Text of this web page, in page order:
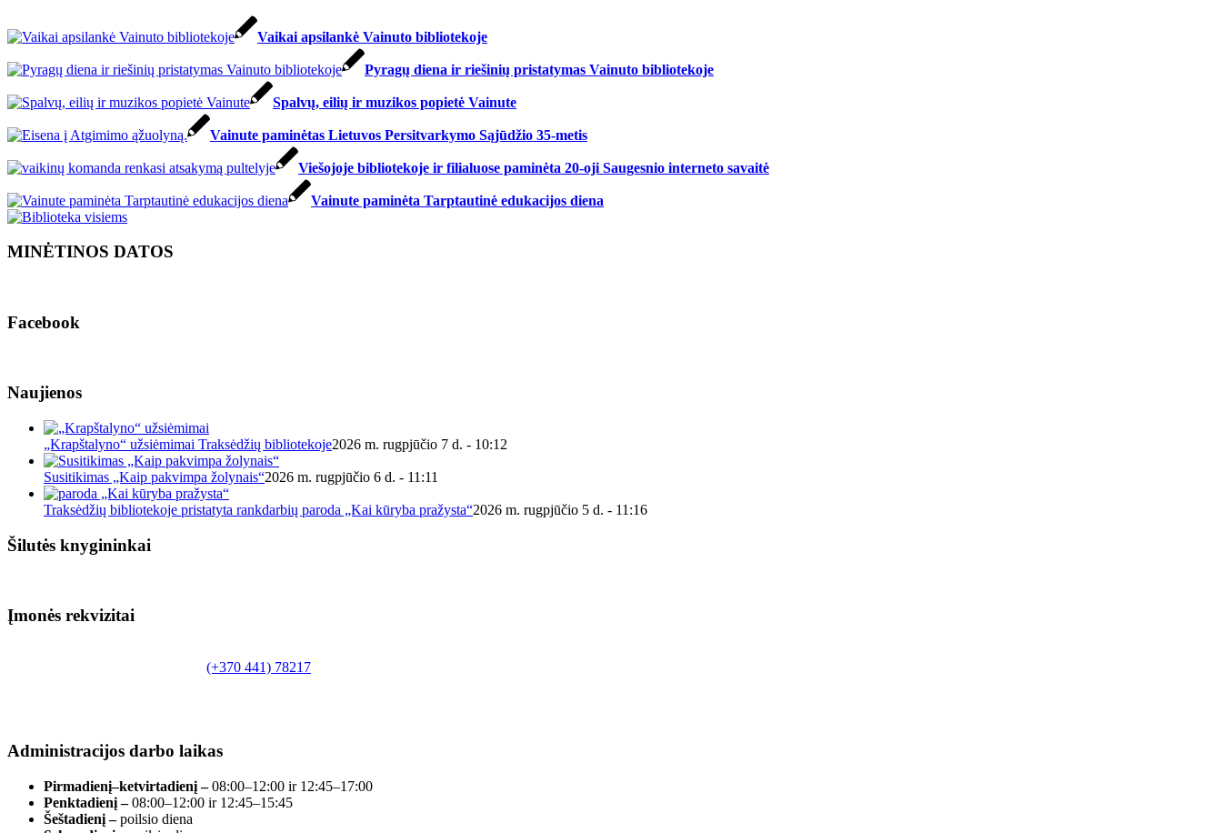
Vaikai apsilankė Vainuto bibliotekoje
Pyragų diena ir riešinių pristatymas Vainuto bibliotekoje
Spalvų, eilių ir muzikos popietė Vainute
Vainute paminėtas Lietuvos Persitvarkymo Sąjūdžio 35-metis
Viešojoje bibliotekoje ir filialuose paminėta 20-oji Saugesnio interneto savaitė
Vainute paminėta Tarptautinė edukacijos diena
MINĖTINOS DATOS
Facebook
Naujienos
„Krapštalyno“ užsiėmimai Traksėdžių bibliotekoje2026 m. rugpjūčio 7 d. - 10:12
Susitikimas „Kaip pakvimpa žolynais“2026 m. rugpjūčio 6 d. - 11:11
Traksėdžių bibliotekoje pristatyta rankdarbių paroda „Kai kūryba pražysta“2026 m. rugpjūčio 5 d. - 11:16
Šilutės knygininkai
Įmonės rekvizitai
(+370 441) 78217
Administracijos darbo laikas
Pirmadienį–ketvirtadienį –08:00–12:00 ir 12:45–17:00
Penktadienį –08:00–12:00 ir 12:45–15:45
Šeštadienį –poilsio diena